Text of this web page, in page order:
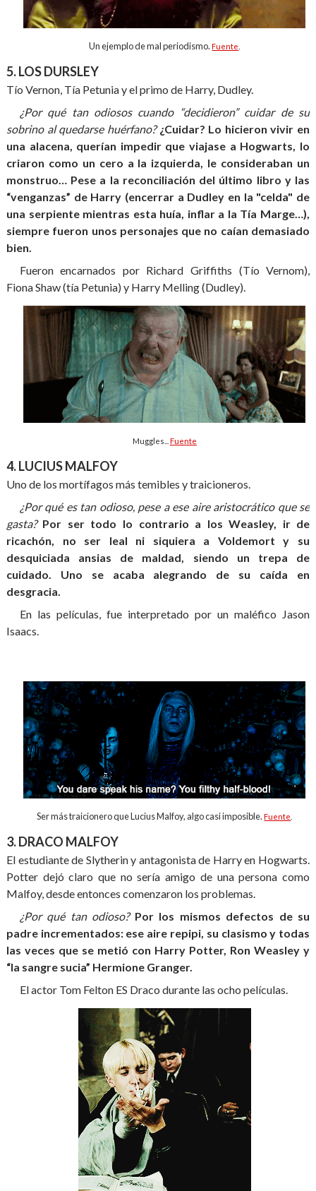
Un ejemplo de mal periodismo.Fuente
5. LOS DURSLEY
Tío Vernon, Tía Petunia y el primo de Harry, Dudley.
¿Por qué tan odiosos cuando “decidieron” cuidar de su
sobrino al quedarse huérfano? ¿Cuidar? Lo hicieron vivir en
una alacena, querían impedir que viajase a Hogwarts, lo
criaron como un cero a la izquierda, le consideraban un
monstruo… Pese a la reconciliación del último libro y las
“venganzas” de Harry (encerrar a Dudley en la "celda" de
una serpiente mientras esta huía, inflar a la Tía Marge…),
siempre fueron unos personajes que no caían demasiado
bien.
Fueron encarnados por Richard Griffiths (Tío Vernom),
Fiona Shaw (tía Petunia) y Harry Melling (Dudley).
Muggles... Fuente
4. LUCIUS MALFOY
Uno de los mortífagos más temibles y traicioneros.
¿Por qué es tan odioso, pese a ese aire aristocrático que se
gasta? Por ser todo lo contrario a los Weasley, ir de
ricachón, no ser leal ni siquiera a Voldemort y su
desquiciada ansias de maldad, siendo un trepa de
cuidado. Uno se acaba alegrando de su caída en
desgracia.
En las películas, fue interpretado por un maléfico Jason
Isaacs.
Ser más traicionero que Lucius Malfoy, algo casi imposible.Fuente
3. DRACO MALFOY
El estudiante de Slytherin y antagonista de Harry en Hogwarts.
Potter dejó claro que no sería amigo de una persona como
Malfoy, desde entonces comenzaron los problemas.
¿Por qué tan odioso? Por los mismos defectos de su
padre incrementados: ese aire repipi, su clasismo y todas
las veces que se metió con Harry Potter, Ron Weasley y
“la sangre sucia” Hermione Granger.
El actor Tom Felton ES Draco durante las ocho películas.